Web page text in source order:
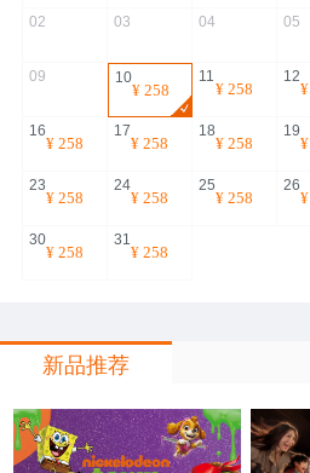
02 03 04 05
09 10
¥ 258
11
¥ 258
12
¥
16
¥ 258
17
¥ 258
18
¥ 258
19
¥
23
¥ 258
24
¥ 258
25
¥ 258
26
¥
30
¥ 258
31
¥ 258
新品推荐